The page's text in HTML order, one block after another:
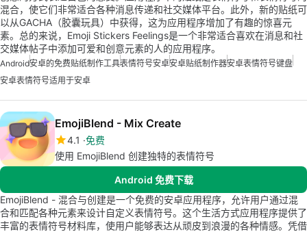
混合，使它们非常适合各种消息传递和社交媒体平台。此外，新的贴纸可
以从GACHA（胶囊玩具）中获得，这为应用程序增加了有趣的惊喜元
素。总的来说，Emoji Stickers Feelings是一个非常适合喜欢在消息和社
交媒体帖子中添加可爱和创意元素的人的应用程序。
Android安卓的免费贴纸制作工具表情符号安卓安卓贴纸制作器安卓表情符号键盘
安卓表情符号适用于安卓
EmojiBlend - Mix Create
4.1 免费
使用 EmojiBlend 创建独特的表情符号
Android 免费下载
EmojiBlend - 混合与创建是一个免费的安卓应用程序，允许用户通过混
合和匹配各种元素来设计自定义表情符号。这个生活方式应用程序提供了
丰富的表情符号材料库，使用户能够表达从顽皮到浪漫的各种情感。凭借